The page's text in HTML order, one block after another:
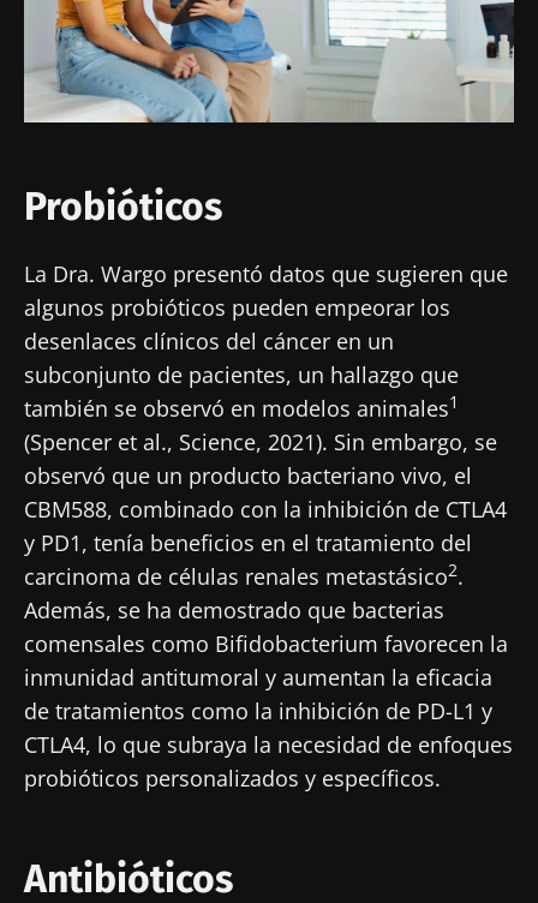
Probióticos
La Dra. Wargo presentó datos que sugieren que
algunos probióticos pueden empeorar los
desenlaces clínicos del cáncer en un
subconjunto de pacientes, un hallazgo que
también se observó en modelos animales1
(Spencer et al., Science, 2021). Sin embargo, se
observó que un producto bacteriano vivo, el
CBM588, combinado con la inhibición de CTLA4
y PD1, tenía beneficios en el tratamiento del
carcinoma de células renales metastásico2.
Además, se ha demostrado que bacterias
comensales como Bifidobacterium favorecen la
inmunidad antitumoral y aumentan la eficacia
de tratamientos como la inhibición de PD-L1 y
CTLA4, lo que subraya la necesidad de enfoques
probióticos personalizados y específicos.
Antibióticos